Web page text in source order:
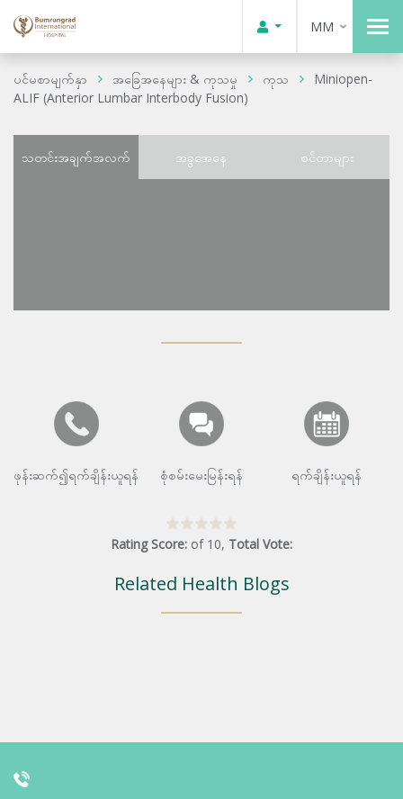
MM
ပင်မစာမျက်နှာ အခြေအနေများ & ကုသမှု ကုသ
Miniopen-
ALIF (Anterior Lumbar Interbody Fusion)
သတင်းအချက်အလက် အခွအေနေ စင်တာများ
ဖုန်းဆက်၍ရက်ချိန်းယူရန် စုံစမ်းမေးမြန်းရန် ရက်ချိန်းယူရန်
Rating Score: of 10, Total Vote:
Related Health Blogs